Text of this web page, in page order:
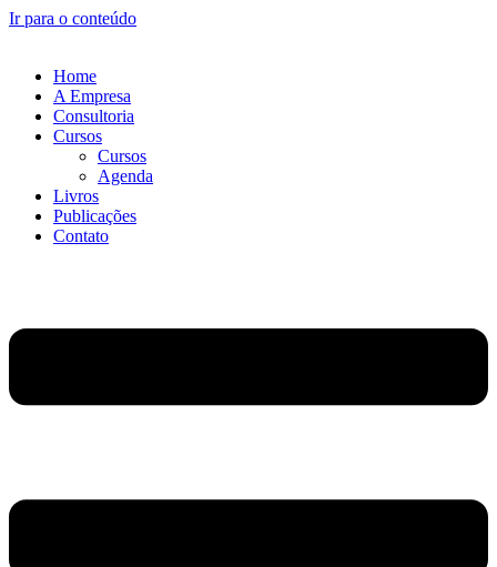
Ir para o conteúdo
Home
A Empresa
Consultoria
Cursos
Cursos
Agenda
Livros
Publicações
Contato